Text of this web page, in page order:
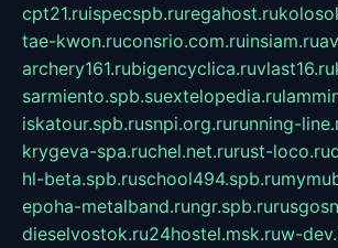
cpt21.ruispecspb.ruregahost.ru
tae-kwon.ruconsrio.com.ruinsiam.ru
archery161.rubigencyclica.ruvlast16.ru
sarmiento.spb.suextelopedia.ru
iskatour.spb.rusnpi.org.rurunning-
krygeva-spa.ruchel.net.rurust-loco.ru
hl-beta.spb.ruschool494.spb.ru
epoha-metalband.rungr.spb.ru
dieselvostok.ru24hostel.msk.ruw-